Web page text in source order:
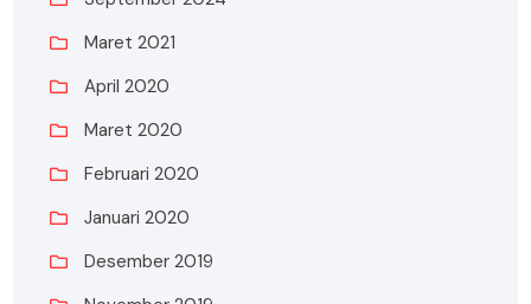
Maret 2021
April 2020
Maret 2020
Februari 2020
Januari 2020
Desember 2019